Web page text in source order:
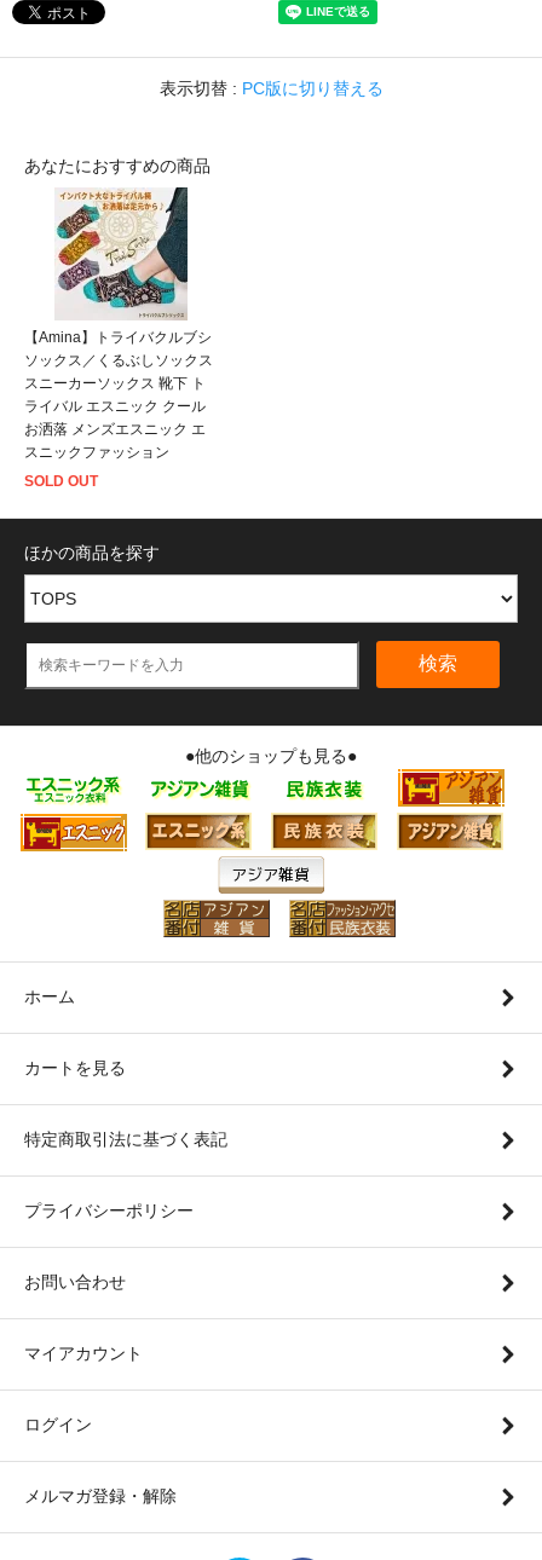
表示切替 : PC版に切り替える
あなたにおすすめの商品
【Amina】トライバクルブシ
ソックス／くるぶしソックス
スニーカーソックス 靴下 ト
ライバル エスニック クール
お洒落 メンズエスニック エ
スニックファッション
SOLD OUT
ほかの商品を探す
検索
●他のショップも見る●
ホーム
カートを見る
特定商取引法に基づく表記
プライバシーポリシー
お問い合わせ
マイアカウント
ログイン
メルマガ登録・解除